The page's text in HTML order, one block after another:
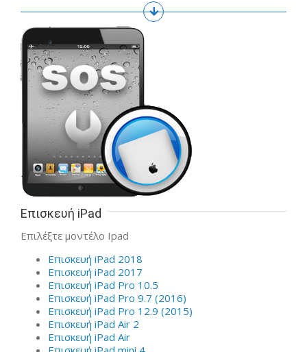
Επισκευή iPad
Επιλέξτε μοντέλο Ipad
Επισκευή iPad 2018
Επισκευή iPad 2017
Επισκευή iPad Pro 10.5
Επισκευή iPad Pro 9.7 (2016)
Επισκευή iPad Pro 12.9 (2015)
Επισκευή iPad Air 2
Επισκευή iPad Air